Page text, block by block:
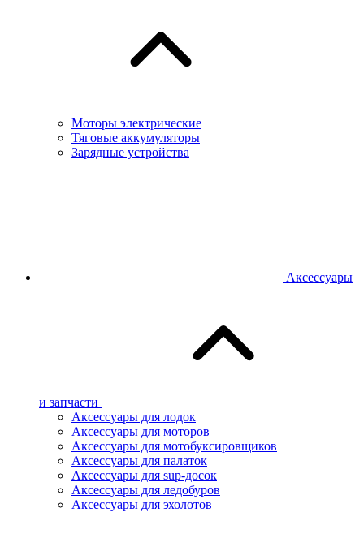
Моторы электрические
Тяговые аккумуляторы
Зарядные устройства
Аксессуары
и запчасти
Аксессуары для лодок
Аксессуары для моторов
Аксессуары для мотобуксировщиков
Аксессуары для палаток
Аксессуары для sup-досок
Аксессуары для ледобуров
Аксессуары для эхолотов